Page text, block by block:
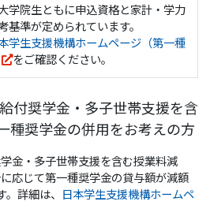
学院生ともに申込資格と家計・学力
基準が定められています。
学生支援機構ホームページ（第一種
をご確認ください。
付奨学金・多子世帯支援を含
種奨学金の併用をお考えの方
金・多子世帯支援を含む授業料減
応じて第一種奨学金の貸与額が減額
詳細は、 日本学生支援機構ホームペ